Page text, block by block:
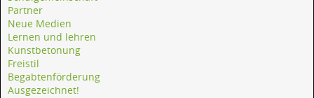
Partner
Neue Medien
Lernen und lehren
Kunstbetonung
Freistil
Begabtenförderung
Ausgezeichnet!